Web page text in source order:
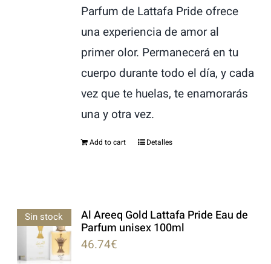
Parfum de Lattafa Pride ofrece
una experiencia de amor al
primer olor. Permanecerá en tu
cuerpo durante todo el día, y cada
vez que te huelas, te enamorarás
una y otra vez.
Add to cart Detalles
Sin stock Al Areeq Gold Lattafa Pride Eau de
Parfum unisex 100ml
46.74€